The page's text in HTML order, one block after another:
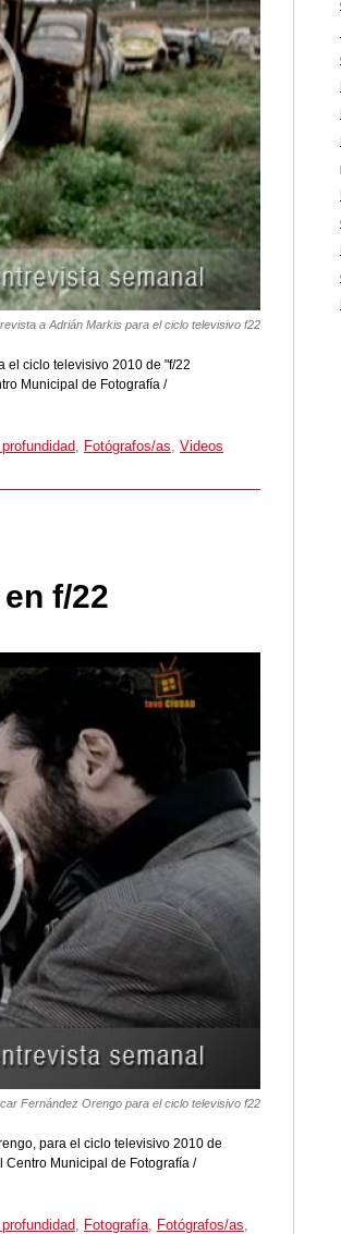
a Adrián Markis para el ciclo televisivo f22
el ciclo televisivo 2010 de "f/22
Municipal de Fotografía /
, Fotógrafos/as, Videos
f/22
Fernández Orengo para el ciclo televisivo f22
para el ciclo televisivo 2010 de
Centro Municipal de Fotografía /
, Fotografía, Fotógrafos/as,